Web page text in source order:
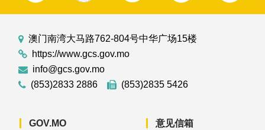
澳门南湾大马路762-804号中华广场15楼
https://www.gcs.gov.mo
info@gcs.gov.mo
(853)2833 2886
(853)2835 5426
GOV.MO 意见信箱